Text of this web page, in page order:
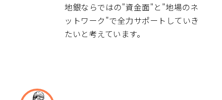
地銀ならではの"資金面"と"地場のネ
ットワーク"で全力サポートしていき
たいと考えています。